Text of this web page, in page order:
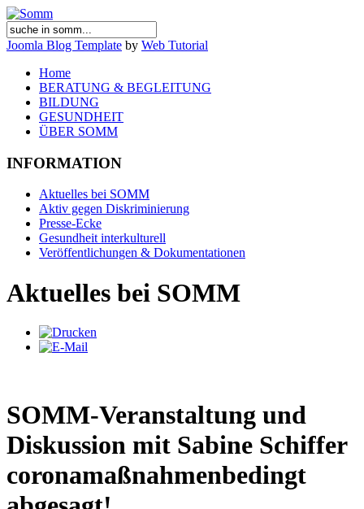
Joomla Blog Template by Web Tutorial
Home
BERATUNG & BEGLEITUNG
BILDUNG
GESUNDHEIT
ÜBER SOMM
INFORMATION
Aktuelles bei SOMM
Aktiv gegen Diskriminierung
Presse-Ecke
Gesundheit interkulturell
Veröffentlichungen & Dokumentationen
Aktuelles bei SOMM
SOMM-Veranstaltung und
Diskussion mit Sabine Schiffer
coronamaßnahmenbedingt